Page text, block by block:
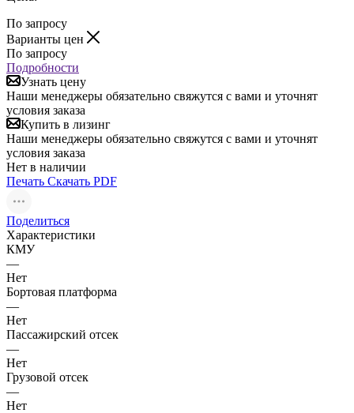
По запросу
Варианты цен
По запросу
Подробности
Узнать цену
Наши менеджеры обязательно свяжутся с вами и уточнят
условия заказа
Купить в лизинг
Наши менеджеры обязательно свяжутся с вами и уточнят
условия заказа
Нет в наличии
Печать Скачать PDF
Поделиться
Характеристики
КМУ
—
Нет
Бортовая платформа
—
Нет
Пассажирский отсек
—
Нет
Грузовой отсек
—
Нет